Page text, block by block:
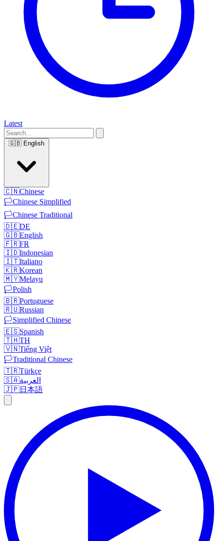
Latest
🇬🇧 English
🇨🇳Chinese
🏳️Chinese Simplified
🏳️Chinese Traditional
🇩🇪DE
🇬🇧English
🇫🇷FR
🇮🇩Indonesian
🇮🇹Italiano
🇰🇷Korean
🇲🇾Melayu
🏳️Polish
🇧🇷Portuguese
🇷🇺Russian
🏳️Simplified Chinese
🇪🇸Spanish
🇹🇭TH
🇻🇳Tiếng Việt
🏳️Traditional Chinese
🇹🇷Türkçe
🇸🇦العربية
🇯🇵日本語